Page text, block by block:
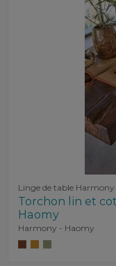
Linge de table
Torchon lin et
Haomy
Harmony - Haomy